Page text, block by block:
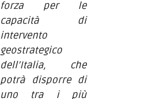
forza per le
capacità di
intervento
geostrategico
dell’Italia, che
potrà disporre di
uno tra i più